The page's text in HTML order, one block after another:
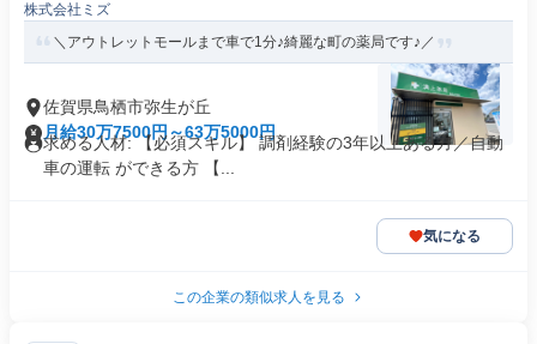
株式会社ミズ
＼アウトレットモールまで車で1分♪綺麗な町の薬局です♪／
佐賀県鳥栖市弥生が丘
月給30万7500円～63万5000円
求める人材: 【必須スキル】 調剤経験の3年以上ある方／自動
車の運転 ができる方 【...
気になる
この企業の類似求人を見る